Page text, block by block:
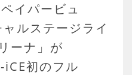
イパービュ
ルステージライ
ーナ」が
初のフル